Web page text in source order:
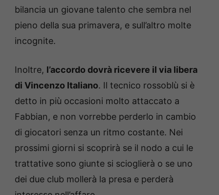
bilancia un giovane talento che sembra nel
pieno della sua primavera, e sull’altro molte
incognite.
Inoltre, l’accordo dovrà ricevere il via libera
di Vincenzo Italiano. Il tecnico rossoblù si è
detto in più occasioni molto attaccato a
Fabbian, e non vorrebbe perderlo in cambio
di giocatori senza un ritmo costante. Nei
prossimi giorni si scoprirà se il nodo a cui le
trattative sono giunte si scioglierà o se uno
dei due club mollerà la presa e perderà